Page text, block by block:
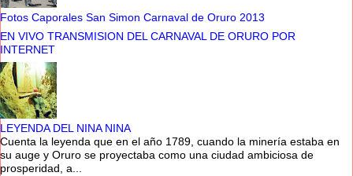
Fotos Caporales San Simon Carnaval de Oruro 2013
EN VIVO TRANSMISION DEL CARNAVAL DE ORURO POR
INTERNET
LEYENDA DEL NINA NINA
Cuenta la leyenda que en el año 1789, cuando la minería estaba en
su auge y Oruro se proyectaba como una ciudad ambiciosa de
prosperidad, a...